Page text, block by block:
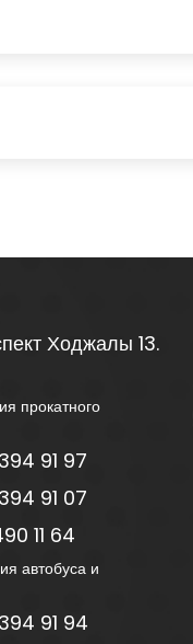
Ходжалы 13.
прокатного
91 97
91 07
11 64
автобуса и
91 94